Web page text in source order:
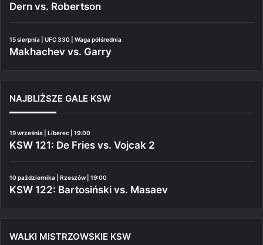
Dern vs. Robertson
15 sierpnia | UFC 330 | Waga półśrednia
Makhachev vs. Garry
NAJBLIŻSZE GALE KSW
19 września | Liberec | 19:00
KSW 121: De Fries vs. Vojcak 2
10 października | Rzeszów | 19:00
KSW 122: Bartosiński vs. Masaev
WALKI MISTRZOWSKIE KSW